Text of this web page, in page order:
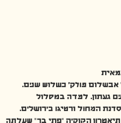
אבשלום פולק' כשלוש שנים.
געתון. למדה במסלול
המחול ורטיגו בירושלים.
הקוקיה "פתי בר" שעלתה